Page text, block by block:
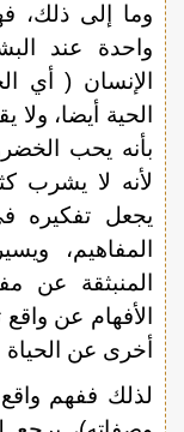
وما إلى ذلك،
واحدة عند
الإنسان ( أي
الحية أيضا،
بأنه يحب
لأنه لا يشرب
يجعل تفكيره
المفاهيم،
المنبثقة عن
الأفهام عن
أخرى عن
لذلك ففهم